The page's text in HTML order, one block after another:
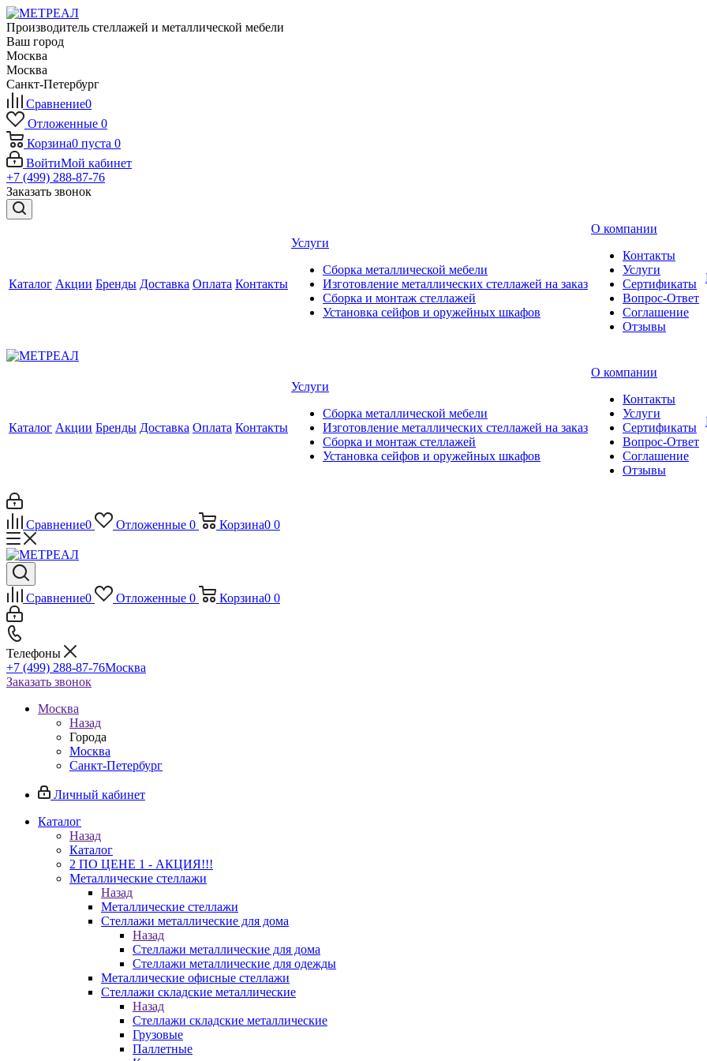
Производитель стеллажей и металлической мебели
Ваш город
Москва
Москва
Санкт-Петербург
Сравнение0
Отложенные 0
Корзина0 пуста 0
ВойтиМой кабинет
+7 (499) 288-87-76
Заказать звонок
Каталог Акции Бренды Доставка Оплата Контакты
Услуги
Сборка металлической мебели
Изготовление металлических стеллажей на заказ
Сборка и монтаж стеллажей
Установка сейфов и оружейных шкафов
О компании
Контакты
Услуги
Сертификаты
Вопрос-Ответ
Соглашение
Отзывы
Каталог Акции Бренды Доставка Оплата Контакты
Услуги
Сборка металлической мебели
Изготовление металлических стеллажей на заказ
Сборка и монтаж стеллажей
Установка сейфов и оружейных шкафов
О компании
Контакты
Услуги
Сертификаты
Вопрос-Ответ
Соглашение
Отзывы
Сравнение0 Отложенные 0 Корзина0 0
Сравнение0 Отложенные 0 Корзина0 0
Телефоны
+7 (499) 288-87-76Москва
Заказать звонок
Москва
Назад
Города
Москва
Санкт-Петербург
Личный кабинет
Каталог
Назад
Каталог
2 ПО ЦЕНЕ 1 - АКЦИЯ!!!
Металлические стеллажи
Назад
Металлические стеллажи
Стеллажи металлические для дома
Назад
Стеллажи металлические для дома
Стеллажи металлические для одежды
Металлические офисные стеллажи
Стеллажи складские металлические
Назад
Стеллажи складские металлические
Грузовые
Паллетные